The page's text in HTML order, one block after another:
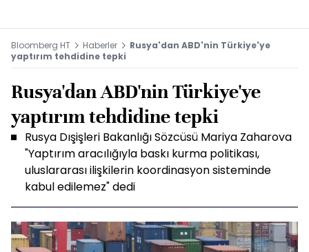
Bloomberg HT Haberler
Rusya'dan ABD'nin Türkiye'ye
yaptırım tehdidine tepki
Rusya'dan ABD'nin Türkiye'ye
yaptırım tehdidine tepki
Rusya Dışişleri Bakanlığı Sözcüsü Mariya Zaharova
"Yaptırım aracılığıyla baskı kurma politikası,
uluslararası ilişkilerin koordinasyon sisteminde
kabul edilemez" dedi